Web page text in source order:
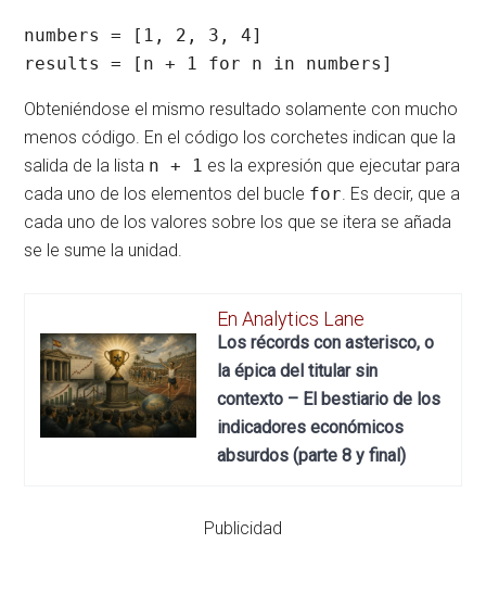
numbers = [1, 2, 3, 4]
results = [n + 1 for n in numbers]
Obteniéndose el mismo resultado solamente con mucho
menos código. En el código los corchetes indican que la
salida de la lista n + 1 es la expresión que ejecutar para
cada uno de los elementos del bucle for. Es decir, que a
cada uno de los valores sobre los que se itera se añada
se le sume la unidad.
En Analytics Lane
Los récords con asterisco, o
la épica del titular sin
contexto – El bestiario de los
indicadores económicos
absurdos (parte 8 y final)
Publicidad